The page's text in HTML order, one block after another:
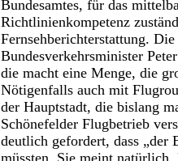
Bundesamtes, für das
Richtlinienkompetenz
Fernsehberichterstattung.
Bundesverkehrsminister
die macht eine Menge, die
Nötigenfalls auch mit
der Hauptstadt, die bislang
Schönefelder Flugbetrieb
deutlich gefordert, dass „der
müssten. Sie meint